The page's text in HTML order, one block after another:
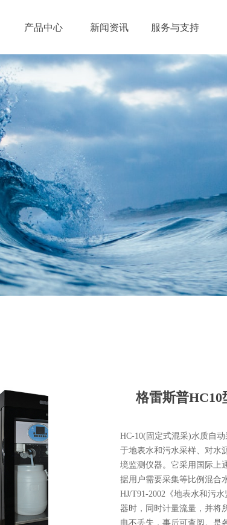
产品中心 新闻资讯 服务与支持
格雷斯普
HC-10(固定式混采)水质自
于地表水和污水采样、对水
境监测仪器。它采用国际上
据用户需要采集等比例混合
HJ/T91-2002《地表水和污
器时，同时计量流量，并将
电不丢失，事后可查阅。是